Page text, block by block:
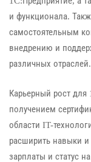
и функционала.
самостоятельным
внедрению и
различных отраслей.
Карьерный рост
получением
области IT-
расширить навыки
зарплаты и статус